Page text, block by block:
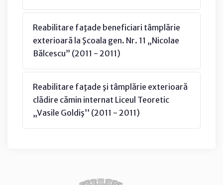
Reabilitare faţade beneficiari tâmplărie
exterioară la Şcoala gen. Nr. 11 „Nicolae
Bălcescu” (2011 - 2011)
Reabilitare faţade şi tâmplărie exterioară
clădire cămin internat Liceul Teoretic
„Vasile Goldiş’’ (2011 - 2011)